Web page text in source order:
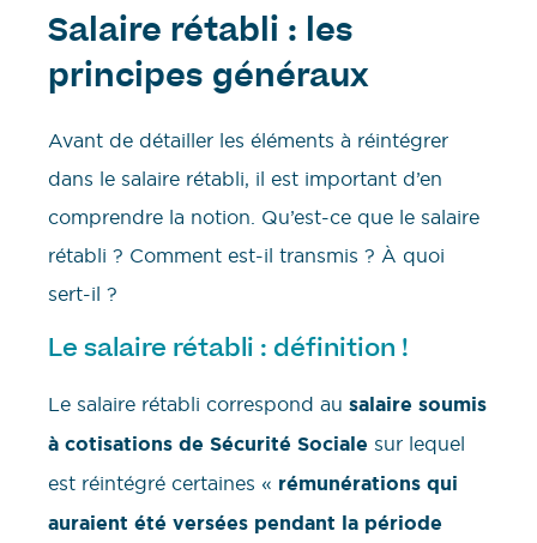
Salaire rétabli : les
principes généraux
Avant de détailler les éléments à réintégrer
dans le salaire rétabli, il est important d’en
comprendre la notion. Qu’est-ce que le salaire
rétabli ? Comment est-il transmis ? À quoi
sert-il ?
Le salaire rétabli : définition !
Le salaire rétabli correspond au salaire soumis
à cotisations de Sécurité Sociale sur lequel
est réintégré certaines « rémunérations qui
auraient été versées pendant la période